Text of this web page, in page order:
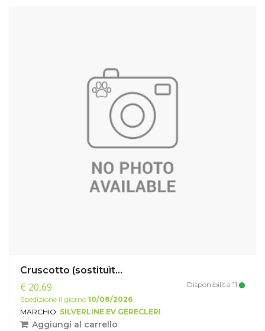
Cruscotto (sostituìt...
€ 20,69
Disponibilita'11
Spedizione il giorno 10/08/2026
MARCHIO: SILVERLINE EV GERECLERI
Aggiungi al carrello